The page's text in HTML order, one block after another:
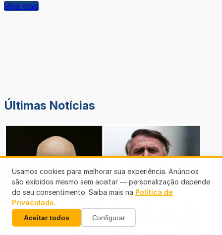
Veja mais
Últimas Notícias
MONSTRO SEM ALMA NEM CORAÇÃO
Moraes nega visita de filhos a Jair
Bolsonaro no Dia dos Pais
Usamos cookies para melhorar sua experiência. Anúncios
são exibidos mesmo sem aceitar — personalização depende
do seu consentimento. Saiba mais na Política de
Privacidade.
Aceitar todos Configurar